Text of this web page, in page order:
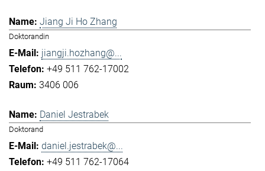
Jiang Ji Ho Zhang
Doktorandin
jiangji.hozhang@...
+49 511 762-17002
3406 006
Daniel Jestrabek
Doktorand
daniel.jestrabek@...
+49 511 762-17064